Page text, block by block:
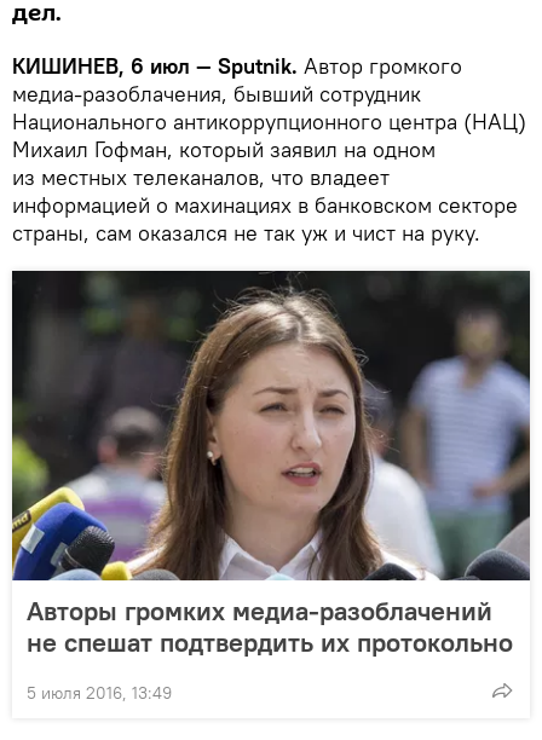
дел.
КИШИНЕВ, 6 июл — Sputnik. Автор громкого
медиа-разоблачения, бывший сотрудник
Национального антикоррупционного центра (НАЦ)
Михаил Гофман, который заявил на одном
из местных телеканалов, что владеет
информацией о махинациях в банковском секторе
страны, сам оказался не так уж и чист на руку.
Авторы громких медиа-разоблачений
не спешат подтвердить их протокольно
5 июля 2016, 13:49